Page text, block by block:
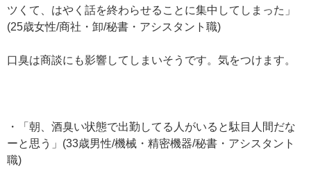
ツくて、はやく話を終わらせることに集中してしまった」
(25歳女性/商社・卸/秘書・アシスタント職)
口臭は商談にも影響してしまいそうです。気をつけます。
・「朝、酒臭い状態で出勤してる人がいると駄目人間だな
ーと思う」(33歳男性/機械・精密機器/秘書・アシスタント
職)